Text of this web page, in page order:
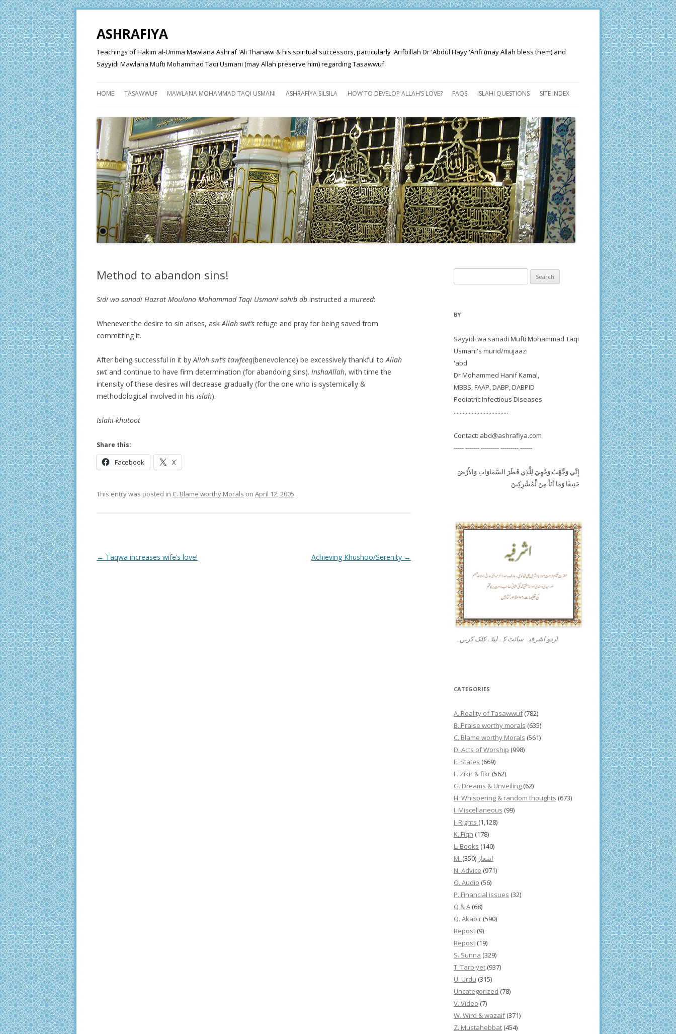
ASHRAFIYA
Teachings of Hakim al-Umma Mawlana Ashraf 'Ali Thanawi & his spiritual successors, particularly 'Arifbillah Dr 'Abdul Hayy 'Arifi (may Allah bless them) and
Sayyidi Mawlana Mufti Mohammad Taqi Usmani (may Allah preserve him) regarding Tasawwuf
HOME TASAWWUF MAWLANA MOHAMMAD TAQI USMANI ASHRAFIYA SILSILA
ASHRAFIYA PATH
FOR THE SEEKER
PROGRESS EXPLAINED
HOW TO DEVELOP ALLAH’S LOVE? FAQS ISLAHI QUESTIONS SITE INDEX
Method to abandon sins!
Sidi wa sanadi Hazrat Moulana Mohammad Taqi Usmani sahib db instructed a mureed:
Whenever the desire to sin arises, askAllah swt’s refuge and pray for being saved from
committing it.
After being successful in it byAllah swt’s tawfeeq(benevolence) be excessively thankful toAllah
swt and continue to have firm determination (for abandoing sins). InshaAllah, with time the
intensity of these desires will decrease gradually (for the one who is systemically &
methodological involved in his islah).
Islahi-khutoot
Share this:
Facebook X
This entry was posted in C. Blame worthy Morals on April 12, 2005.
Post
← Taqwa increases wife’s love! Achieving Khushoo/Serenity →
for:
BY
Sayyidi wa sanadi Mufti Mohammad Taqi
Usmani's murid/mujaaz:
'abd
Dr Mohammed Hanif Kamal,
MBBS, FAAP, DABP, DABPID
Pediatric Infectious Diseases
....................................
Contact: abd@ashrafiya.com
----- ------- --------- --------- ------
إِنِّي وَجَّهْتُ وَجْهِيَ لِلَّذِي فَطَرَ السَّمَاوَاتِ وَالأَرْضَ
حَنِيفًا وَمَا أَنَاْ مِنَ لْمُشْرِكِينَ
اردو اشرفیہ سائٹ کے لیئے کلک کریں۔
CATEGORIES
A. Reality of Tasawwuf(782)
B. Praise worthy morals (635)
C. Blame worthy Morals (561)
D. Acts of Worship (998)
E. States (669)
F. Zikir & fikr (562)
G. Dreams & Unveiling (62)
H. Whispering & random thoughts (673)
I. Miscellaneous (99)
J. Rights (1,128)
K. Fiqh (178)
L. Books (140)
M. اشعار (350)
N. Advice (971)
O. Audio (56)
P. Financial issues (32)
Q & A (68)
Q. Akabir (590)
Repost (9)
Repost (19)
S. Sunna (329)
T. Tarbiyet (937)
U. Urdu (315)
Uncategorized (78)
V. Video (7)
W. Wird & wazaif(371)
Z. Mustahebbat (454)